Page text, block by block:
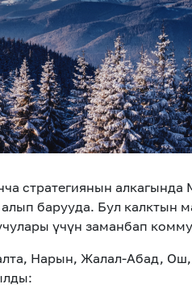
Офис картасы жана каптоо MegaPay
стратегиянын алкагында
барууда. Бул калктын
үчүн заманбап
Нарын, Жалал-Абад,